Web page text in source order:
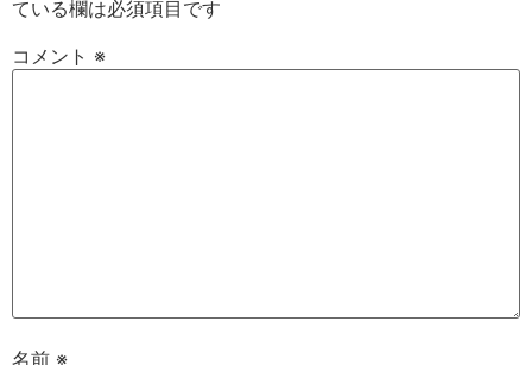
ている欄は必須項目です
コメント ※
名前 ※